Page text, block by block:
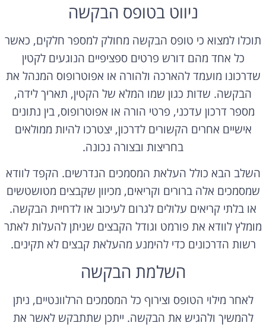
ניווט בטופס הבקשה
תוכלו למצוא כי טופס הבקשה מחולק למספר חלקים, כאשר
כל אחד מהם דורש פרטים ספציפיים הנוגעים לקטין
שדרכונו מועמד להארכה ולהורה או אפוטרופוס המנהל את
הבקשה. שדות כגון שמו המלא של הקטין, תאריך לידה,
מספר דרכון עדכני, פרטי הורה או אפוטרופוס, בין נתונים
אישיים אחרים הקשורים לדרכון, יצטרכו להיות ממולאים
בחריצות ובצורה נכונה.
השלב הבא כולל העלאת המסמכים הנדרשים. הקפד לוודא
שמסמכים אלה ברורים וקריאים, מכיוון שקבצים מטושטשים
או בלתי קריאים עלולים לגרום לעיכוב או לדחיית הבקשה.
מומלץ לוודא את פורמט וגודל הקבצים שניתן להעלות לאתר
רשות הדרכונים כדי להימנע מהעלאת קבצים לא תקינים.
השלמת הבקשה
לאחר מילוי הטופס וצירוף כל המסמכים הרלוונטיים, ניתן
להמשיך ולהגיש את הבקשה. ייתכן שתתבקש לאשר את